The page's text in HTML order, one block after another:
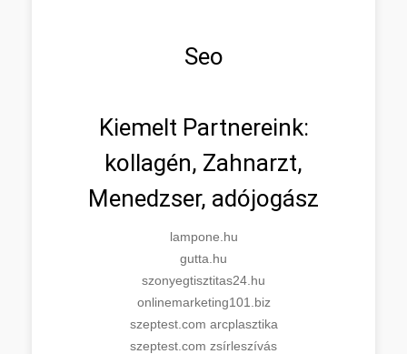
Seo
Kiemelt Partnereink:
kollagén, Zahnarzt,
Menedzser, adójogász
lampone.hu
gutta.hu
szonyegtisztitas24.hu
onlinemarketing101.biz
szeptest.com arcplasztika
szeptest.com zsírleszívás